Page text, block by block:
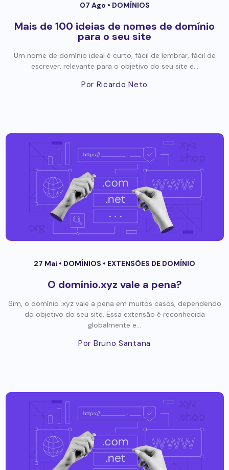
07 Ago • DOMÍNIOS
Mais de 100 ideias de nomes de domínio
para o seu site
Um nome de domínio ideal é curto, fácil de lembrar, fácil de
escrever, relevante para o objetivo do seu site e...
Por Ricardo Neto
27 Mai • DOMÍNIOS • EXTENSÕES DE DOMÍNIO
O domínio.xyz vale a pena?
Sim, o domínio .xyz vale a pena em muitos casos, dependendo
do objetivo do seu site. Essa extensão é reconhecida
globalmente e...
Por Bruno Santana